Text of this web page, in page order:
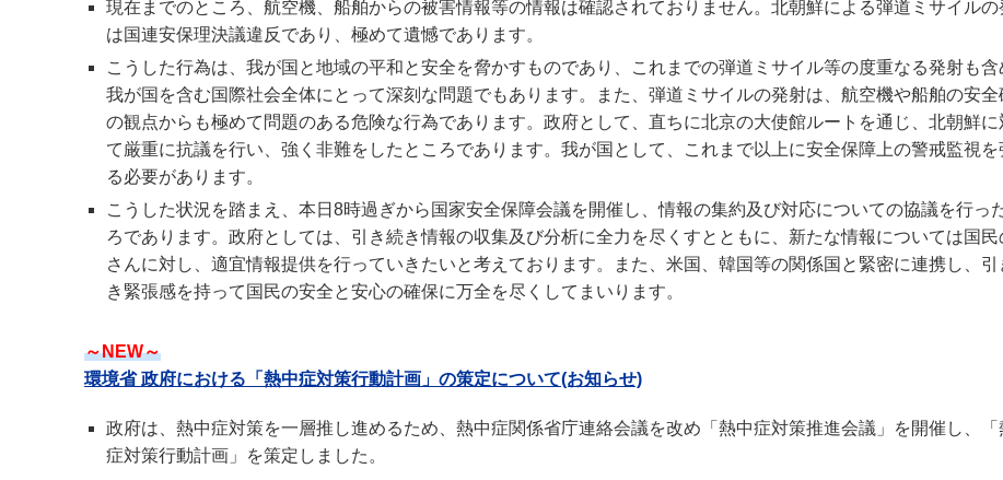
現在までのところ、航空機、船舶からの被害情報等の情報は確認されておりません。北朝鮮による弾道ミサイルの
は国連安保理決議違反であり、極めて遺憾であります。
こうした行為は、我が国と地域の平和と安全を脅かすものであり、これまでの弾道ミサイル等の度重なる発射も含
我が国を含む国際社会全体にとって深刻な問題でもあります。また、弾道ミサイルの発射は、航空機や船舶の安全
の観点からも極めて問題のある危険な行為であります。政府として、直ちに北京の大使館ルートを通じ、北朝鮮に
て厳重に抗議を行い、強く非難をしたところであります。我が国として、これまで以上に安全保障上の警戒監視を
る必要があります。
こうした状況を踏まえ、本日8時過ぎから国家安全保障会議を開催し、情報の集約及び対応についての協議を行っ
ろであります。政府としては、引き続き情報の収集及び分析に全力を尽くすとともに、新たな情報については国民
さんに対し、適宜情報提供を行っていきたいと考えております。また、米国、韓国等の関係国と緊密に連携し、引
き緊張感を持って国民の安全と安心の確保に万全を尽くしてまいります。
～NEW～
環境省 政府における「熱中症対策行動計画」の策定について(お知らせ)
政府は、熱中症対策を一層推し進めるため、熱中症関係省庁連絡会議を改め「熱中症対策推進会議」を開催し、「
症対策行動計画」を策定しました。